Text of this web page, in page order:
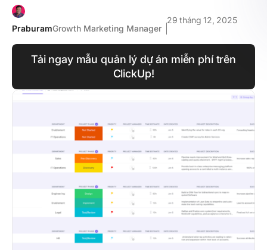
PraburamGrowth Marketing Manager
29 tháng 12, 2025
Tải ngay mẫu quản lý dự án miễn phí trên
ClickUp!